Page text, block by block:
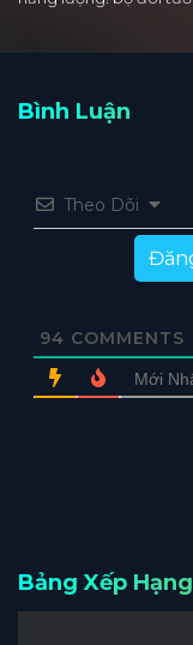
Bình Luận
Theo Dõi
94 COMMENTS
Mới
Bảng Xếp Hạng